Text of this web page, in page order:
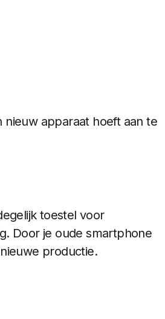
apparaat hoeft aan te
toestel voor
Door je oude smartphone
productie.